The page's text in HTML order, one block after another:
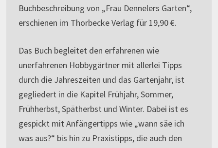
Buchbeschreibung von „Frau Dennelers Garten“,
erschienen im Thorbecke Verlag für 19,90 €.
Das Buch begleitet den erfahrenen wie
unerfahrenen Hobbygärtner mit allerlei Tipps
durch die Jahreszeiten und das Gartenjahr, ist
gegliedert in die Kapitel Frühjahr, Sommer,
Frühherbst, Spätherbst und Winter. Dabei ist es
gespickt mit Anfängertipps wie „wann säe ich
was aus?“ bis hin zu Praxistipps, die auch den